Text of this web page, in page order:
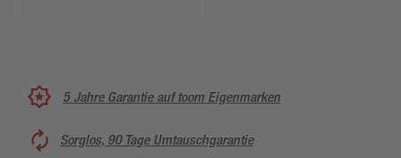
5 Jahre Garantie auf toom Eigenmarken
Sorglos, 90 Tage Umtauschgarantie